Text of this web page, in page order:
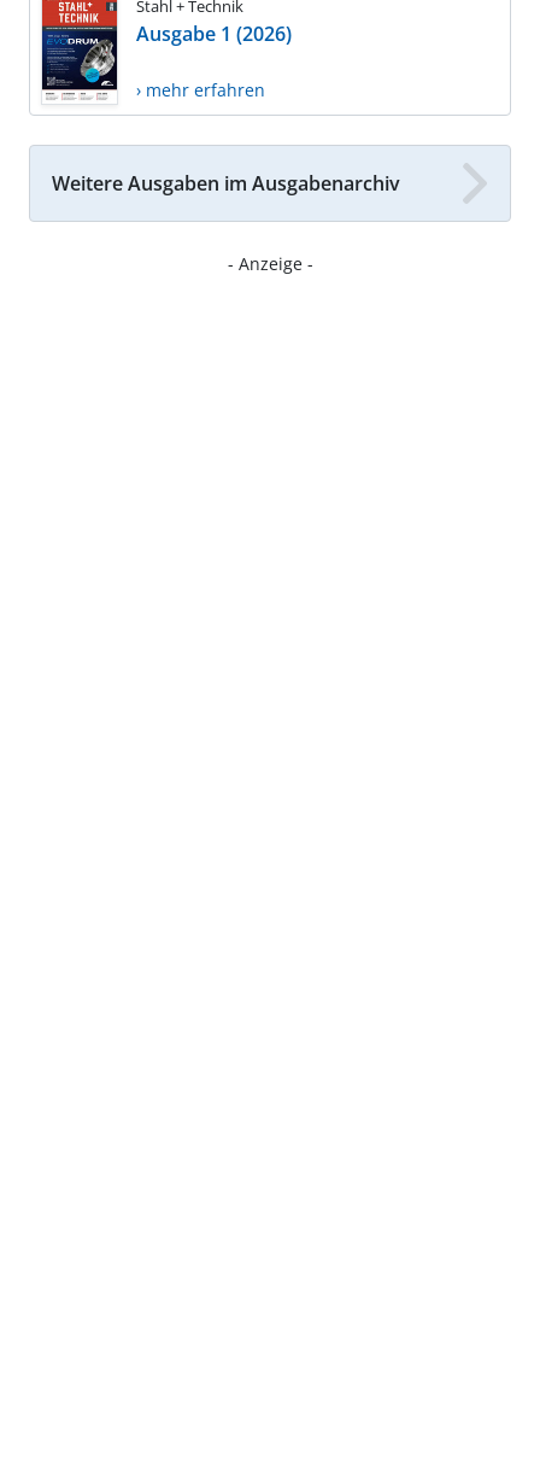
Stahl + Technik
Ausgabe 1 (2026)
› mehr erfahren
Weitere Ausgaben im Ausgabenarchiv
- Anzeige -